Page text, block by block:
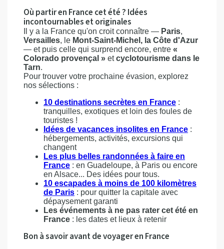
Où partir en France cet été ? Idées
incontournables et originales
Il y a la France qu'on croit connaître — Paris,
Versailles, le Mont-Saint-Michel, la Côte d'Azur
— et puis celle qui surprend encore, entre «
Colorado provençal » etcyclotourisme dans le
Tarn.
Pour trouver votre prochaine évasion, explorez
nos sélections :
10 destinations secrètes en France :
tranquilles, exotiques et loin des foules de
touristes !
Idées de vacances insolites en France :
hébergements, activités, excursions qui
changent
Les plus belles randonnées à faire en
France : en Guadeloupe, à Paris ou encore
en Alsace... Des idées pour tous.
10 escapades à moins de 100 kilomètres
de Paris : pour quitter la capitale avec
dépaysement garanti
Les événements à ne pas rater cet été en
France : les dates et lieux à retenir
Bon à savoir avant de voyager en France